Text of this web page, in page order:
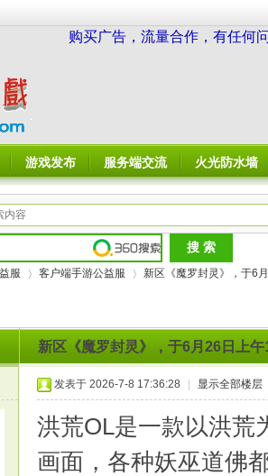
购买广告，流量合作，有任何
游戏发布 服务端交流 火光防水墙
服 客户端手游公益服
›
新区《魔罗封灵》，于6
新区《魔罗封灵》，于6月26日上
发表于 2026-7-8 17:36:28 显示全部楼层
洪荒OL是一款以洪荒
画面，各种妖巫道佛